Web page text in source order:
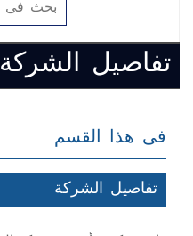
تفاصيل الشركة
فى هذا القسم
تفاصيل الشركة